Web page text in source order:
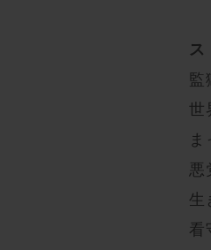
ス
監
世
ま
悪
生
看